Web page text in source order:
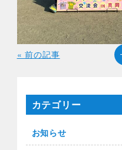
« 前の記事
カテゴリー
お知らせ